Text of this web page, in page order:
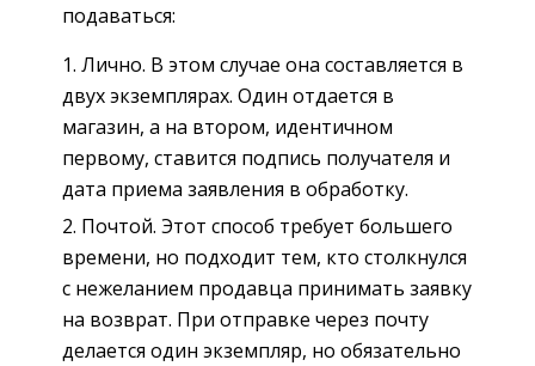
подаваться:
Лично. В этом случае она составляется в
двух экземплярах. Один отдается в
магазин, а на втором, идентичном
первому, ставится подпись получателя и
дата приема заявления в обработку.
Почтой. Этот способ требует большего
времени, но подходит тем, кто столкнулся
с нежеланием продавца принимать заявку
на возврат. При отправке через почту
делается один экземпляр, но обязательно